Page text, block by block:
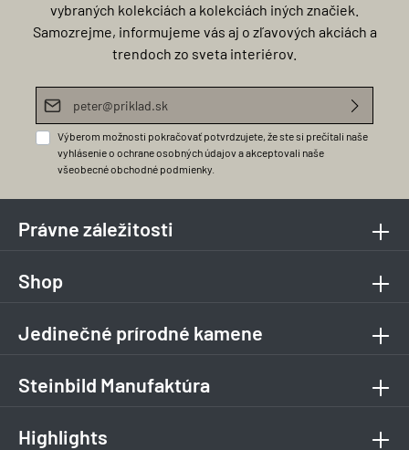
vybraných kolekciách a kolekciách iných značiek.
Samozrejme, informujeme vás aj o zľavových akciách a
trendoch zo sveta interiérov.
E-mailová adresa*
Výberom možnosti pokračovať potvrdzujete, že ste si prečítali naše
vyhlásenie o ochrane osobných údajova akceptovali naše
všeobecné obchodné podmienky
Právne záležitosti
Shop
Jedinečné prírodné kamene
Steinbild Manufaktúra
Highlights